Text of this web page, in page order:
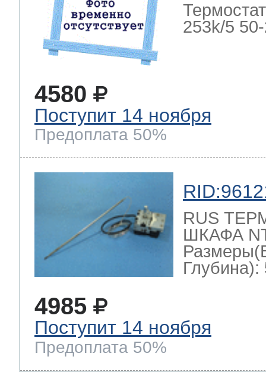
253k/5
4580
Поступит 14 ноября
Предоплата 50%
RUS
ШКАФА
Глубина):
4985
Поступит 14 ноября
Предоплата 50%